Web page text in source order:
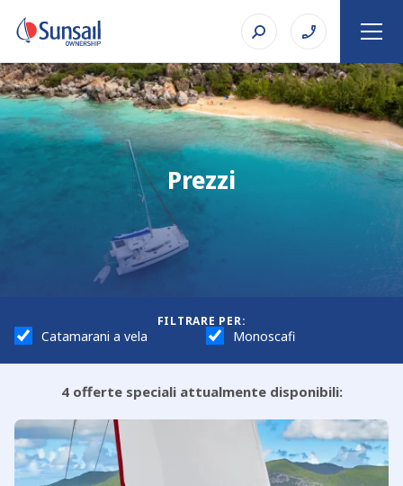
Prezzi
FILTRARE PER:
Catamarani a vela Monoscafi
4offerte speciali attualmente disponibili: